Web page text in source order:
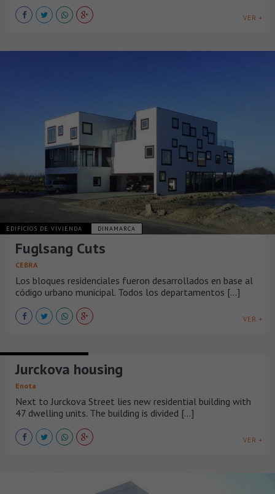
VER +
EDIFICIOS DE VIVIENDA DINAMARCA
Fuglsang Cuts
CEBRA
Los bloques residenciales fueron desarrollados en base al
código urbano municipal. Todos los departamentos [...]
VER +
Jurckova housing
Enota
Next to Jurckova Street lies new residential building with
47 dwelling units. The building is divided [...]
VER +